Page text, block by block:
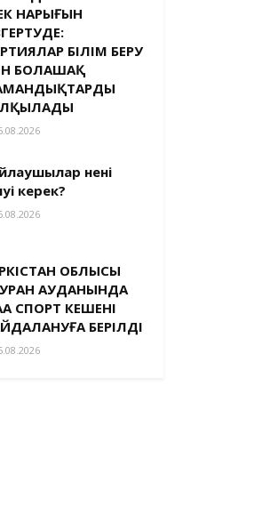
НАРЫҒЫН
БІЛІМ БЕРУ
БОЛАШАҚ
нені
керек?
ОБЛЫСЫ
АУДАНЫНДА
СПОРТ КЕШЕНІ
БЕРІЛДІ